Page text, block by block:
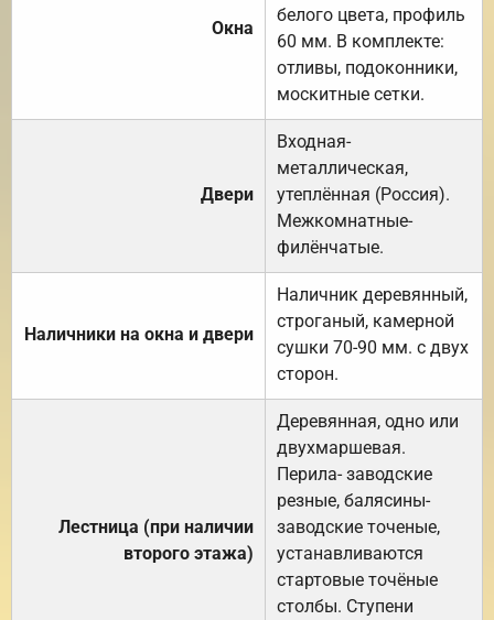
Окна
белого цвета, профиль
60 мм. В комплекте:
отливы, подоконники,
москитные сетки.
Двери
Входная-
металлическая,
утеплённая (Россия).
Межкомнатные-
филёнчатые.
Наличники на окна и двери
Наличник деревянный,
строганый, камерной
сушки 70-90 мм. с двух
сторон.
Лестница (при наличии
второго этажа)
Деревянная, одно или
двухмаршевая.
Перила- заводские
резные, балясины-
заводские точеные,
устанавливаются
стартовые точёные
столбы. Ступени